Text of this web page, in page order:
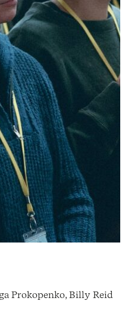
Prokopenko, Billy Reid